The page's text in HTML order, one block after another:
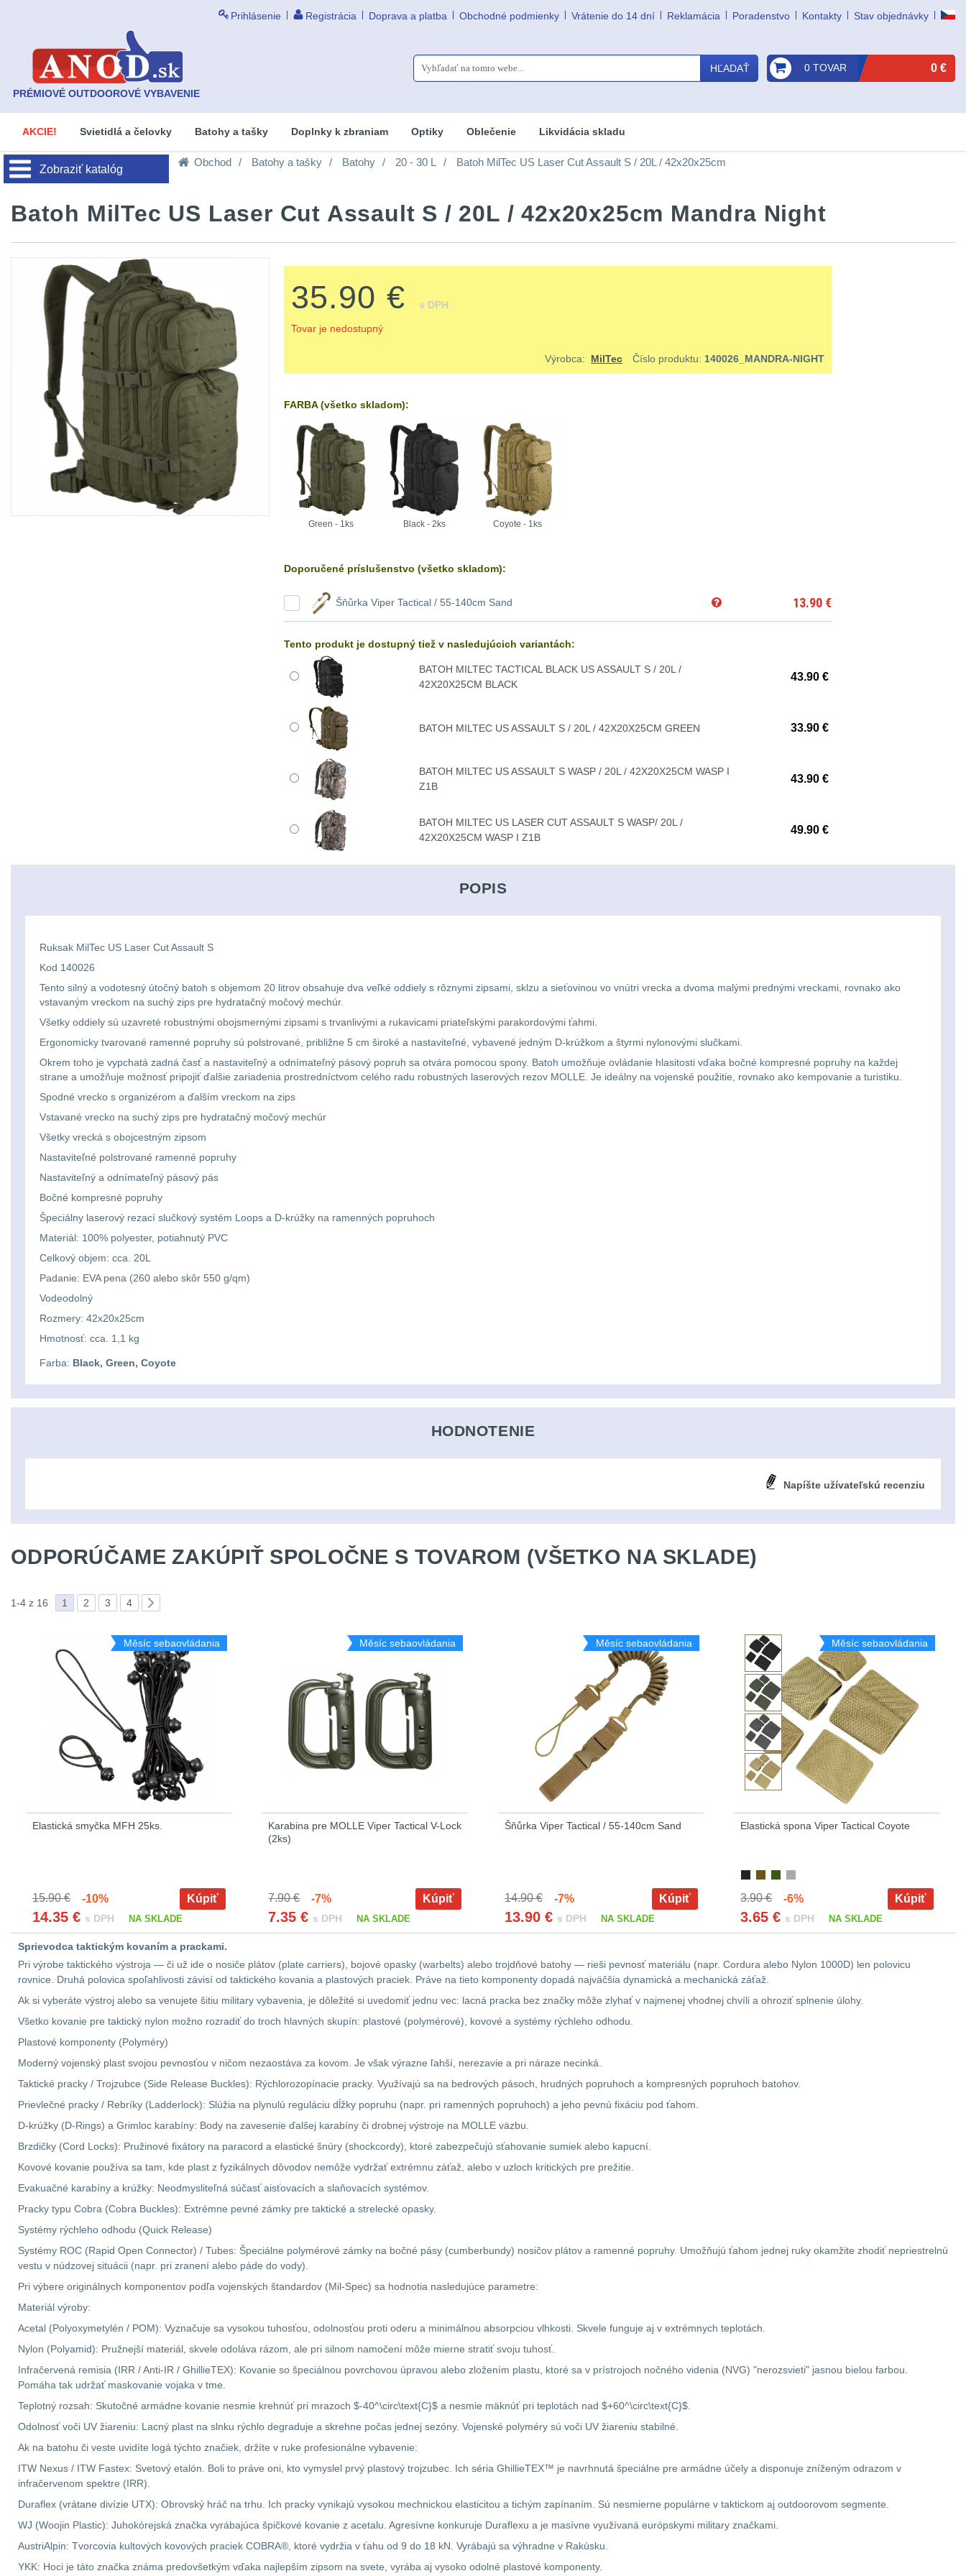
Prihlásenie Registrácia Doprava a platba Obchodné podmienky Vrátenie do 14 dní Reklamácia Poradenstvo Kontakty Stav objednávky
PRÉMIOVÉ OUTDOOROVÉ VYBAVENIE
HĽADAŤ 0 TOVAR 0 €
AKCIE! Svietidlá a čelovky Batohy a tašky Doplnky k zbraniam Optiky Oblečenie Likvidácia skladu
Zobraziť katalóg
Obchod Batohy a tašky Batohy 20 - 30 L Batoh MilTec US Laser Cut Assault S / 20L / 42x20x25cm
Batoh MilTec US Laser Cut Assault S / 20L / 42x20x25cm Mandra Night
35.90 € s DPH
Tovar je nedostupný
Výrobca: MilTec Číslo produktu: 140026_MANDRA-NIGHT
FARBA (všetko skladom):
Green - 1ks Black - 2ks Coyote - 1ks
Doporučené príslušenstvo (všetko skladom):
Šňůrka Viper Tactical / 55-140cm Sand 13.90 €
Tento produkt je dostupný tiež v nasledujúcich variantách:
BATOH MILTEC TACTICAL BLACK US ASSAULT S / 20L /
42X20X25CM BLACK
43.90 €
BATOH MILTEC US ASSAULT S / 20L / 42X20X25CM GREEN 33.90 €
BATOH MILTEC US ASSAULT S WASP / 20L / 42X20X25CM WASP I
Z1B
43.90 €
BATOH MILTEC US LASER CUT ASSAULT S WASP/ 20L /
42X20X25CM WASP I Z1B
49.90 €
POPIS
Ruksak MilTec US Laser Cut Assault S
Kod 140026
Tento silný a vodotesný útočný batoh s objemom 20 litrov obsahuje dva veľké oddiely s rôznymi zipsami, sklzu a sieťovinou vo vnútri vrecka a dvoma malými prednými vreckami, rovnako ako
vstavaným vreckom na suchý zips pre hydratačný močový mechúr.
Všetky oddiely sú uzavreté robustnými obojsmernými zipsami s trvanlivými a rukavicami priateľskými parakordovými ťahmi.
Ergonomicky tvarované ramenné popruhy sú polstrované, približne 5 cm široké a nastaviteľné, vybavené jedným D-krúžkom a štyrmi nylonovými slučkami.
Okrem toho je vypchatá zadná časť a nastaviteľný a odnímateľný pásový popruh sa otvára pomocou spony. Batoh umožňuje ovládanie hlasitosti vďaka bočné kompresné popruhy na každej
strane a umožňuje možnosť pripojiť ďalšie zariadenia prostredníctvom celého radu robustných laserových rezov MOLLE. Je ideálny na vojenské použitie, rovnako ako kempovanie a turistiku.
Spodné vrecko s organizérom a ďalším vreckom na zips
Vstavané vrecko na suchý zips pre hydratačný močový mechúr
Všetky vrecká s obojcestným zipsom
Nastaviteľné polstrované ramenné popruhy
Nastaviteľný a odnímateľný pásový pás
Bočné kompresné popruhy
Špeciálny laserový rezací slučkový systém Loops a D-krúžky na ramenných popruhoch
Materiál: 100% polyester, potiahnutý PVC
Celkový objem: cca. 20L
Padanie: EVA pena (260 alebo skôr 550 g/qm)
Vodeodolný
Rozmery: 42x20x25cm
Hmotnosť: cca. 1,1 kg
Farba: Black, Green, Coyote
HODNOTENIE
Napíšte užívateľskú recenziu
ODPORÚČAME ZAKÚPIŤ SPOLOČNE S TOVAROM (VŠETKO NA SKLADE)
1-4 z 16 1 2 3 4
Měsíc sebaovládania
Elastická smyčka MFH 25ks.
15.90 €-10% Kúpiť
14.35 € s DPH NA SKLADE
Měsíc sebaovládania
Karabina pre MOLLE Viper Tactical V-Lock
(2ks)
7.90 €-7% Kúpiť
7.35 € s DPH NA SKLADE
Měsíc sebaovládania
Šňůrka Viper Tactical / 55-140cm Sand
14.90 €-7% Kúpiť
13.90 € s DPH NA SKLADE
Měsíc sebaovládania
Elastická spona Viper Tactical Coyote
3.90 €-6% Kúpiť
3.65 € s DPH NA SKLADE
Sprievodca taktickým kovaním a prackami.
Pri výrobe taktického výstroja — či už ide o nosiče plátov (plate carriers), bojové opasky (warbelts) alebo trojdňové batohy — rieši pevnosť materiálu (napr. Cordura alebo Nylon 1000D) len polovicu
rovnice. Druhá polovica spoľahlivosti závisí od taktického kovania a plastových praciek. Práve na tieto komponenty dopadá najväčšia dynamická a mechanická záťaž.
Ak si vyberáte výstroj alebo sa venujete šitiu military vybavenia, je dôležité si uvedomiť jednu vec: lacná pracka bez značky môže zlyhať v najmenej vhodnej chvíli a ohroziť splnenie úlohy.
Všetko kovanie pre taktický nylon možno rozradiť do troch hlavných skupín: plastové (polymérové), kovové a systémy rýchleho odhodu.
Plastové komponenty (Polyméry)
Moderný vojenský plast svojou pevnosťou v ničom nezaostáva za kovom. Je však výrazne ľahší, nerezavie a pri náraze necinká.
Taktické pracky / Trojzubce (Side Release Buckles): Rýchlorozopínacie pracky. Využívajú sa na bedrových pásoch, hrudných popruhoch a kompresných popruhoch batohov.
Prievlečné pracky / Rebríky (Ladderlock): Slúžia na plynulú reguláciu dĺžky popruhu (napr. pri ramenných popruhoch) a jeho pevnú fixáciu pod ťahom.
D-krúžky (D-Rings) a Grimloc karabíny: Body na zavesenie ďalšej karabíny či drobnej výstroje na MOLLE väzbu.
Brzdičky (Cord Locks): Pružinové fixátory na paracord a elastické šnúry (shockcordy), ktoré zabezpečujú sťahovanie sumiek alebo kapucní.
Kovové kovanie používa sa tam, kde plast z fyzikálnych dôvodov nemôže vydržať extrémnu záťaž, alebo v uzloch kritických pre prežitie.
Evakuačné karabíny a krúžky: Neodmysliteľná súčasť aisťovacích a slaňovacích systémov.
Pracky typu Cobra (Cobra Buckles): Extrémne pevné zámky pre taktické a strelecké opasky.
Systémy rýchleho odhodu (Quick Release)
Systémy ROC (Rapid Open Connector) / Tubes: Špeciálne polymérové zámky na bočné pásy (cumberbundy) nosičov plátov a ramenné popruhy. Umožňujú ťahom jednej ruky okamžite zhodiť nepriestrelnú
vestu v núdzovej situácii (napr. pri zranení alebo páde do vody).
Pri výbere originálnych komponentov podľa vojenských štandardov (Mil-Spec) sa hodnotia nasledujúce parametre:
Materiál výroby:
Acetal (Polyoxymetylén / POM): Vyznačuje sa vysokou tuhosťou, odolnosťou proti oderu a minimálnou absorpciou vlhkosti. Skvele funguje aj v extrémnych teplotách.
Nylon (Polyamid): Pružnejší materiál, skvele odoláva rázom, ale pri silnom namočení môže mierne stratiť svoju tuhosť.
Infračervená remisia (IRR / Anti-IR / GhillieTEX): Kovanie so špeciálnou povrchovou úpravou alebo zložením plastu, ktoré sa v prístrojoch nočného videnia (NVG) "nerozsvieti" jasnou bielou farbou.
Pomáha tak udržať maskovanie vojaka v tme.
Teplotný rozsah: Skutočné armádne kovanie nesmie krehnúť pri mrazoch $-40^\circ\text{C}$ a nesmie mäknúť pri teplotách nad $+60^\circ\text{C}$.
Odolnosť voči UV žiareniu: Lacný plast na slnku rýchlo degraduje a skrehne počas jednej sezóny. Vojenské polyméry sú voči UV žiareniu stabilné.
Ak na batohu či veste uvidíte logá týchto značiek, držíte v ruke profesionálne vybavenie:
ITW Nexus / ITW Fastex: Svetový etalón. Boli to práve oni, kto vymyslel prvý plastový trojzubec. Ich séria GhillieTEX™ je navrhnutá špeciálne pre armádne účely a disponuje zníženým odrazom v
infračervenom spektre (IRR).
Duraflex (vrátane divízie UTX): Obrovský hráč na trhu. Ich pracky vynikajú vysokou mechnickou elasticitou a tichým zapínaním. Sú nesmierne populárne v taktickom aj outdoorovom segmente.
WJ (Woojin Plastic): Juhokórejská značka vyrábajúca špičkové kovanie z acetalu. Agresívne konkuruje Duraflexu a je masívne využívaná európskymi military značkami.
AustriAlpin: Tvorcovia kultových kovových praciek COBRA®, ktoré vydržia v ťahu od 9 do 18 kN. Vyrábajú sa výhradne v Rakúsku.
YKK: Hoci je táto značka známa predovšetkým vďaka najlepším zipsom na svete, vyrába aj vysoko odolné plastové komponenty.